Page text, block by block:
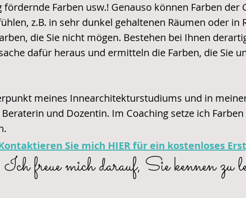
Farben usw.! Genauso können Farben der
z.B. in sehr dunkel gehaltenen Räumen oder in
die Sie nicht mögen. Bestehen bei Ihnen
dafür heraus und ermitteln die Farben, die Sie
meines Innearchitekturstudiums und in
und Dozentin. Im Coaching setze ich
Sie mich HIER für ein kostenloses
Ich freue mich darauf, Sie kennen zu